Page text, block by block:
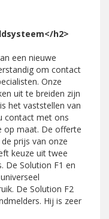
h2>
een nieuwe
om contact
Onze
uit te breiden zijn
het vaststellen van
contact met ons
op maat. De offerte
prijs van onze
keuze uit twee
De Solution F1 en
De Solution F2
Hij is zeer